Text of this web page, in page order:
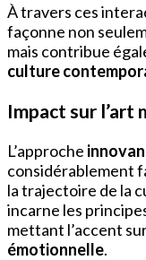
À travers ces
façonne non
mais contribue
culture
Impact sur l’art
L’approche
considérablement
la trajectoire de la
incarne les
mettant l’accent
émotionnelle.